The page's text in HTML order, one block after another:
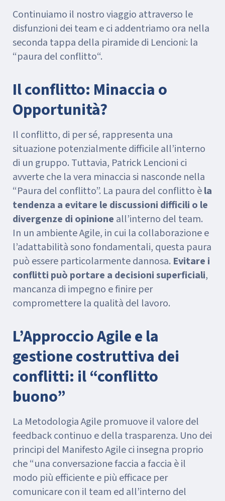
Continuiamo il nostro viaggio attraverso le
disfunzioni dei team e ci addentriamo ora nella
seconda tappa della piramide di Lencioni: la
“paura del conflitto“.
Il conflitto: Minaccia o
Opportunità?
Il conflitto, di per sé, rappresenta una
situazione potenzialmente difficile all’interno
di un gruppo. Tuttavia, Patrick Lencioni ci
avverte che la vera minaccia si nasconde nella
“Paura del conflitto”. La paura del conflitto èla
tendenza a evitare le discussioni difficili o le
divergenze di opinione all’interno del team.
In un ambiente Agile, in cui la collaborazione e
l’adattabilità sono fondamentali, questa paura
può essere particolarmente dannosa. Evitare i
conflitti può portare a decisioni superficiali,
mancanza di impegno e finire per
compromettere la qualità del lavoro.
L’Approccio Agile e la
gestione costruttiva dei
conflitti: il “conflitto
buono”
La Metodologia Agile promuove il valore del
feedback continuo e della trasparenza. Uno dei
principi del Manifesto Agile ci insegna proprio
che “una conversazione faccia a faccia è il
modo più efficiente e più efficace per
comunicare con il team ed all’interno del